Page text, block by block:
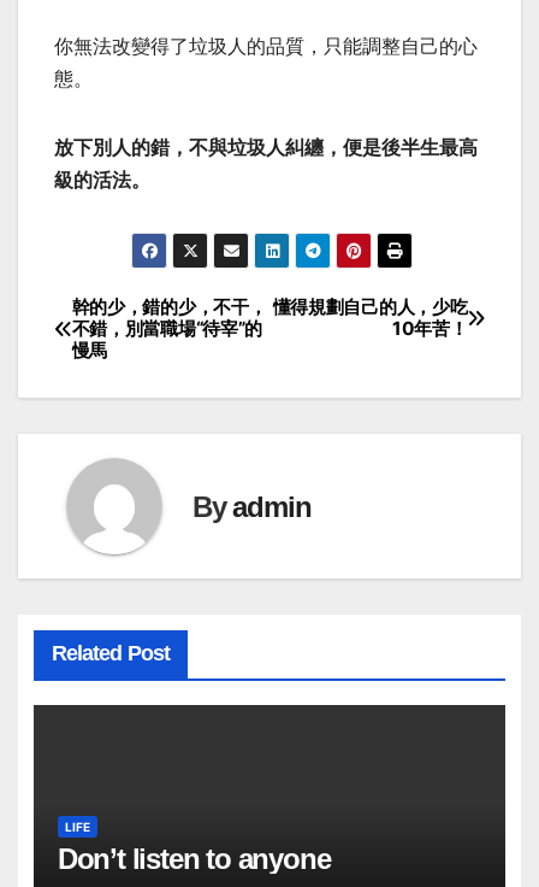
你無法改變得了垃圾人的品質，只能調整自己的心
態。
放下別人的錯，不與垃圾人糾纏，便是後半生最高
級的活法。
Post
navigation
懂得規劃自己的人，少吃
10年苦！
幹的少，錯的少，不干，
不錯，別當職場“待宰”的
慢馬
Byadmin
Related Post
LIFE
Don’t listen to anyone